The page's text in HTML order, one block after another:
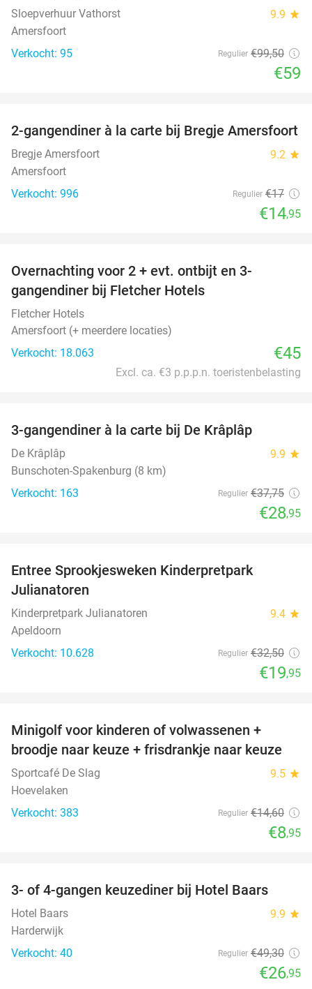
Sloepverhuur Vathorst 9.9 star
Amersfoort
Verkocht: 95
Regulier €99,50
€59
12%
2-gangendiner à la carte bij Bregje Amersfoort
Bregje Amersfoort 9.2 star
Amersfoort
Verkocht: 996
Regulier €17
€14,95
Overnachting voor 2 + evt. ontbijt en 3-
gangendiner bij Fletcher Hotels
Fletcher Hotels
Amersfoort (+ meerdere locaties)
Verkocht: 18.063
€45
Excl. ca. €3 p.p.p.n. toeristenbelasting
3-gangendiner à la carte bij De Krâplâp
De Krâplâp 9.9 star
Bunschoten-Spakenburg (8 km)
Verkocht: 163
Regulier €37,75
€28,95
Entree Sprookjesweken Kinderpretpark
Julianatoren
Kinderpretpark Julianatoren 9.4 star
Apeldoorn
Verkocht: 10.628
Regulier €32,50
€19,95
Minigolf voor kinderen of volwassenen +
broodje naar keuze + frisdrankje naar keuze
Sportcafé De Slag 9.5 star
Hoevelaken
Verkocht: 383
Regulier €14,60
€8,95
3- of 4-gangen keuzediner bij Hotel Baars
Hotel Baars 9.9 star
Harderwijk
Verkocht: 40
Regulier €49,30
€26,95